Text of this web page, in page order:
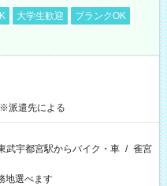
大学生歓迎
ブランクOK
派遣先による
武宇都宮駅からバイク・車 / 雀宮
地選べます